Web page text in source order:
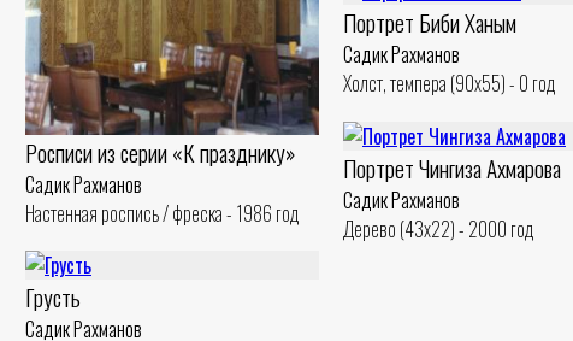
Росписи из серии «К празднику»
Садик Рахманов
Настенная роспись / фреска - 1986 год
Портрет Биби Ханым
Садик Рахманов
Холст, темпера (90x55) - 0 год
Портрет Чингиза Ахмарова
Садик Рахманов
Дерево (43x22) - 2000 год
Грусть
Садик Рахманов